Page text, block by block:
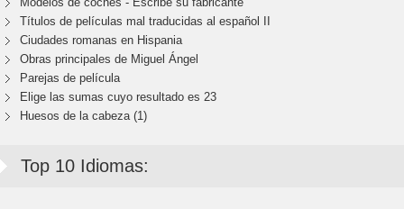
Títulos de películas mal traducidas al español II
Ciudades romanas en Hispania
Obras principales de Miguel Ángel
Parejas de película
Elige las sumas cuyo resultado es 23
Huesos de la cabeza (1)
Top 10 Idiomas: